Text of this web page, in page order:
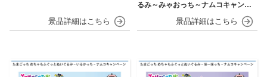
るみ～みゃおっち～ナムコキャンペ